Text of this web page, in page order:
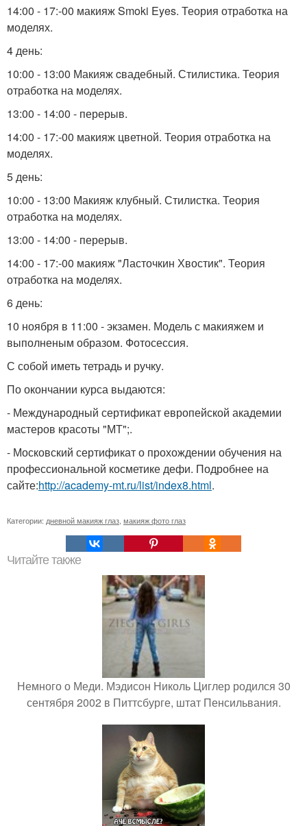
14:00 - 17:-00 макияж Smoki Eyes. Теория отработка на
моделях.
4 день:
10:00 - 13:00 Макияж cвадебный. Стилистика. Теория
отработка на моделях.
13:00 - 14:00 - перерыв.
14:00 - 17:-00 макияж цветной. Теория отработка на
моделях.
5 день:
10:00 - 13:00 Макияж клубный. Стилистка. Теория
отработка на моделях.
13:00 - 14:00 - перерыв.
14:00 - 17:-00 макияж "Ласточкин Хвостик". Теория
отработка на моделях.
6 день:
10 ноября в 11:00 - экзамен. Модель с макияжем и
выполненым образом. Фотосессия.
С собой иметь тетрадь и ручку.
По окончании курса выдаются:
- Международный сертификат европейской академии
мастеров красоты "МТ";.
- Московский сертификат о прохождении обучения на
профессиональной косметике дефи. Подробнее на
сайте:http://academy-mt.ru/list/index8.html.
Категории: дневной макияж глаз, макияж фото глаз
Читайте также
Немного о Меди. Мэдисон Николь Циглер родился 30
сентября 2002 в Питтсбурге, штат Пенсильвания.